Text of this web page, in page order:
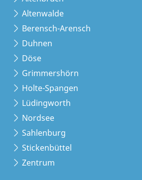
Altenwalde
Berensch-Arensch
Duhnen
Döse
Grimmershörn
Holte-Spangen
Lüdingworth
Nordsee
Sahlenburg
Stickenbüttel
Zentrum